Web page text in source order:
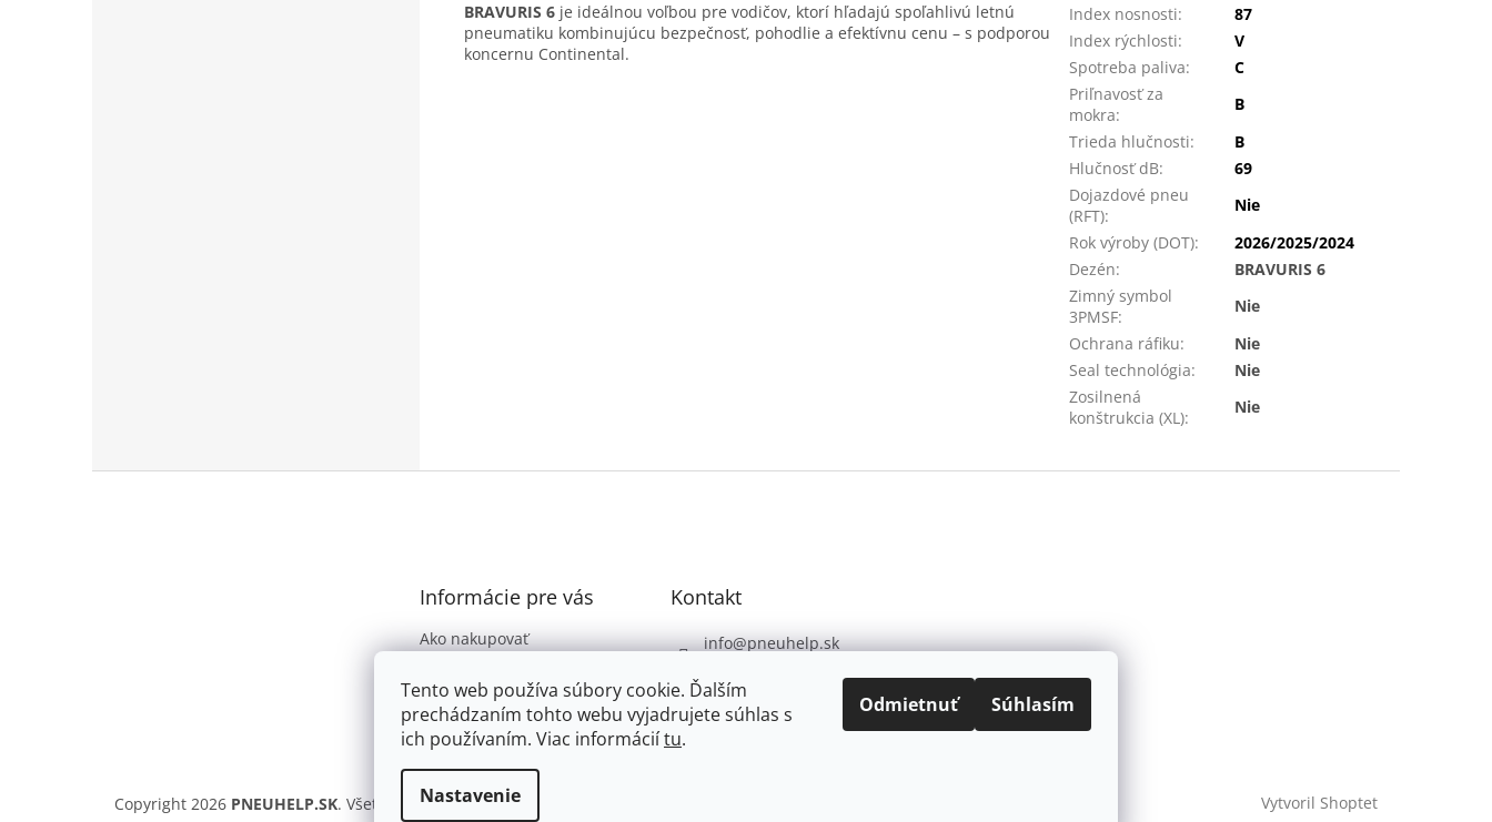
Tento web používa súbory cookie. Ďalším
prechádzaním tohto webu vyjadrujete súhlas s
ich používaním. Viac informáciítu.
Nastavenie
Odmietnuť Súhlasím
BRAVURIS 6 je ideálnou voľbou pre vodičov, ktorí hľadajú spoľahlivú letnú
pneumatiku kombinujúcu bezpečnosť, pohodlie a efektívnu cenu – s podporou
koncernu Continental.
Index nosnosti:
87
Index rýchlosti:
V
Spotreba paliva:
C
Priľnavosť za
mokra:
B
Trieda hlučnosti:
B
Hlučnosť dB:
69
Dojazdové pneu
(RFT):
Nie
Rok výroby (DOT):
2026/2025/2024
Dezén:
BRAVURIS 6
Zimný symbol
3PMSF:
Nie
Ochrana ráfiku:
Nie
Seal technológia:
Nie
Zosilnená
konštrukcia (XL):
Nie
Informácie pre vás
Ako nakupovať
Podmienky ochrany
osobných údajov
Kontakt
info@pneuhelp.sk
Vytvoril Shoptet
Copyright 2026 PNEUHELP.SK. Všetky práva vyhradené.